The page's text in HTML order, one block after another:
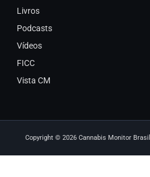
Livros
Podcasts
Vídeos
FICC
Vista CM
Copyright © 2026 Cannabis Monitor